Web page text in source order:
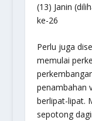
(13) Janin
ke-26
Perlu juga
memulai
penambahan
berlipat-lipat.
sepotong